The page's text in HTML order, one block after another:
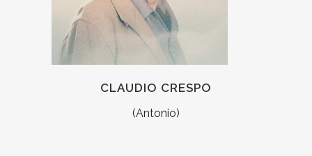
CLAUDIO CRESPO
(Antonio)